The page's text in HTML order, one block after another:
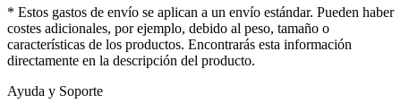
* Estos gastos de envío se aplican a un envío estándar. Pueden haber
costes adicionales, por ejemplo, debido al peso, tamaño o
características de los productos. Encontrarás esta información
directamente en la descripción del producto.
Ayuda y Soporte